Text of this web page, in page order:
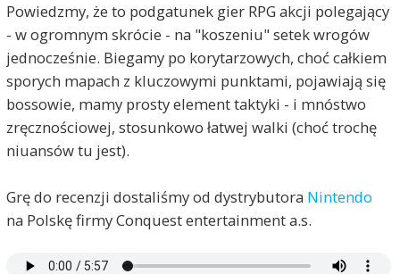
Powiedzmy, że to podgatunek gier RPG akcji polegający
- w ogromnym skrócie - na "koszeniu" setek wrogów
jednocześnie. Biegamy po korytarzowych, choć całkiem
sporych mapach z kluczowymi punktami, pojawiają się
bossowie, mamy prosty element taktyki - i mnóstwo
zręcznościowej, stosunkowo łatwej walki (choć trochę
niuansów tu jest).
Grę do recenzji dostaliśmy od dystrybutora Nintendo
na Polskę firmy Conquest entertainment a.s.